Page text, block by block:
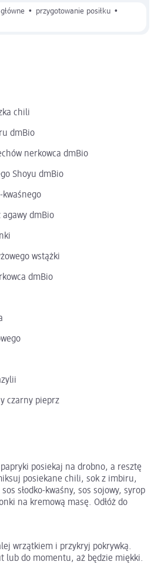
• przygotowanie posiłku •
chili
dmBio
nerkowca dmBio
Shoyu dmBio
kwaśnego
agawy dmBio
wstążki
dmBio
czarny pieprz
posiekaj na drobno, a resztę
posiekane chili, sok z imbiru,
słodko-kwaśny, sos sojowy, syrop
na kremową masę. Odłóż do
wrzątkiem i przykryj pokrywką.
lub do momentu, aż będzie miękki.